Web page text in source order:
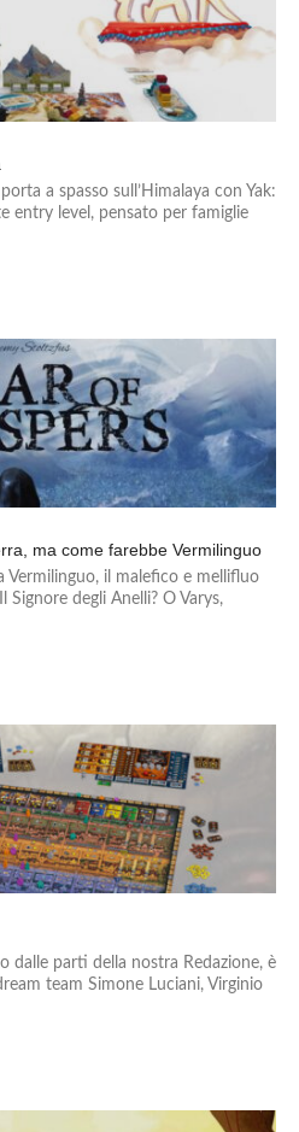
a spasso sull’Himalaya con Yak:
entry level, pensato per famiglie
ma come farebbe Vermilinguo
Vermilinguo, il malefico e mellifluo
Signore degli Anelli? O Varys,
dalle parti della nostra Redazione, è
team Simone Luciani, Virginio